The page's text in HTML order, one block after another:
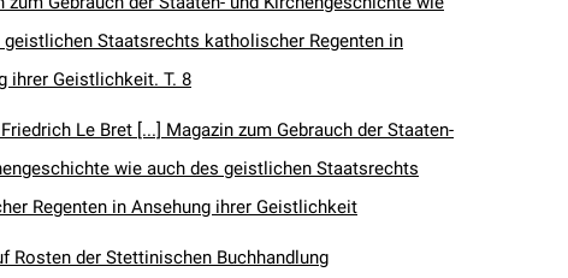
geistlichen Staatsrechts katholischer Regenten in
ihrer Geistlichkeit. T. 8
Le Bret [...] Magazin zum Gebrauch der Staaten-
wie auch des geistlichen Staatsrechts
Regenten in Ansehung ihrer Geistlichkeit
Rosten der Stettinischen Buchhandlung